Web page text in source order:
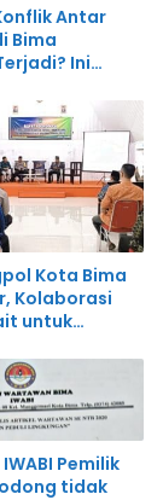
Antar
Bima
Ini
Kota Bima
Kolaborasi
untuk
Pemilik
tidak